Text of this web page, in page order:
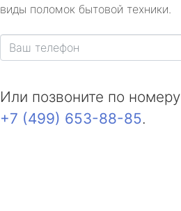
виды поломок бытовой техники.
Или позвоните по номеру
+7 (499) 653-88-85.